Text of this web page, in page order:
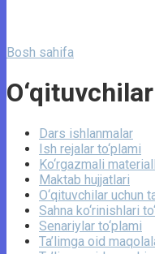
Bosh sahifa
Dars ishlanmalar
Ish rejalar to‘plami
Ko‘rgazmali
Maktab hujjatlari
O‘qituvchilar uchun
Sahna ko‘rinishlari
Senariylar to‘plami
Ta’limga oid